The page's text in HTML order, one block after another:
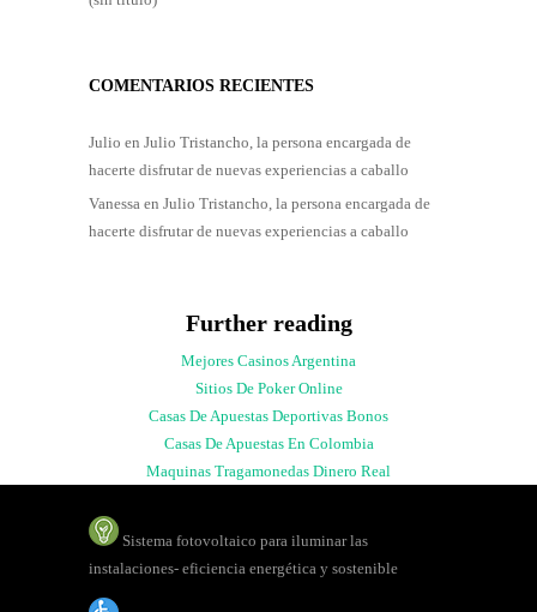
COMENTARIOS RECIENTES
Julio en Julio Tristancho, la persona encargada de
hacerte disfrutar de nuevas experiencias a caballo
Vanessa en Julio Tristancho, la persona encargada de
hacerte disfrutar de nuevas experiencias a caballo
Further reading
Mejores Casinos Argentina
Sitios De Poker Online
Casas De Apuestas Deportivas Bonos
Casas De Apuestas En Colombia
Maquinas Tragamonedas Dinero Real
Sistema fotovoltaico para iluminar las
instalaciones- eficiencia energética y sostenible